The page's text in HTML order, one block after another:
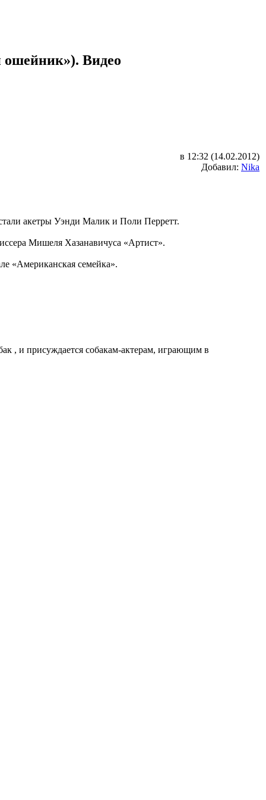
ошейник»). Видео
в 12:32 (14.02.2012)
Добавил: Nika
акетры Уэнди Малик и Поли Перретт.
Мишеля Хазанавичуса «Артист».
«Американская семейка».
, и присуждается собакам-актерам, играющим в